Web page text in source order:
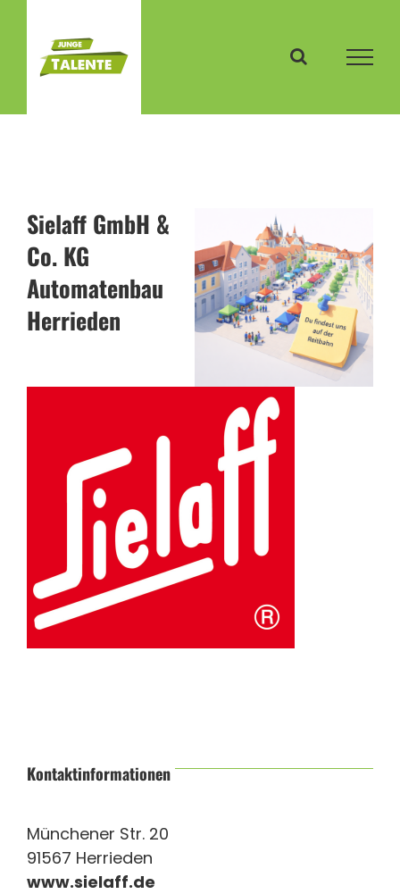
springen
Sielaff GmbH &
Co. KG
Automatenbau
Herrieden
Kontaktinformationen
Münchener Str. 20
91567 Herrieden
www.sielaff.de